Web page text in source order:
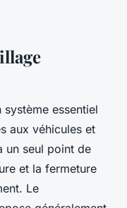
système essentiel
aux véhicules et
un seul point de
et la fermeture
Le